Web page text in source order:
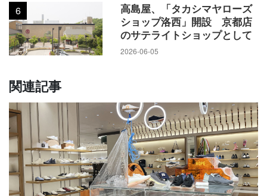
6
高島屋、「タカシマヤローズ
ショップ洛西」開設 京都店
のサテライトショップとして
2026-06-05
関連記事